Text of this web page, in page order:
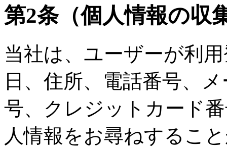
第2条（個人情報の収
当社は、ユーザーが利
日、住所、電話番号、
号、クレジットカード
人情報をお尋ねするこ